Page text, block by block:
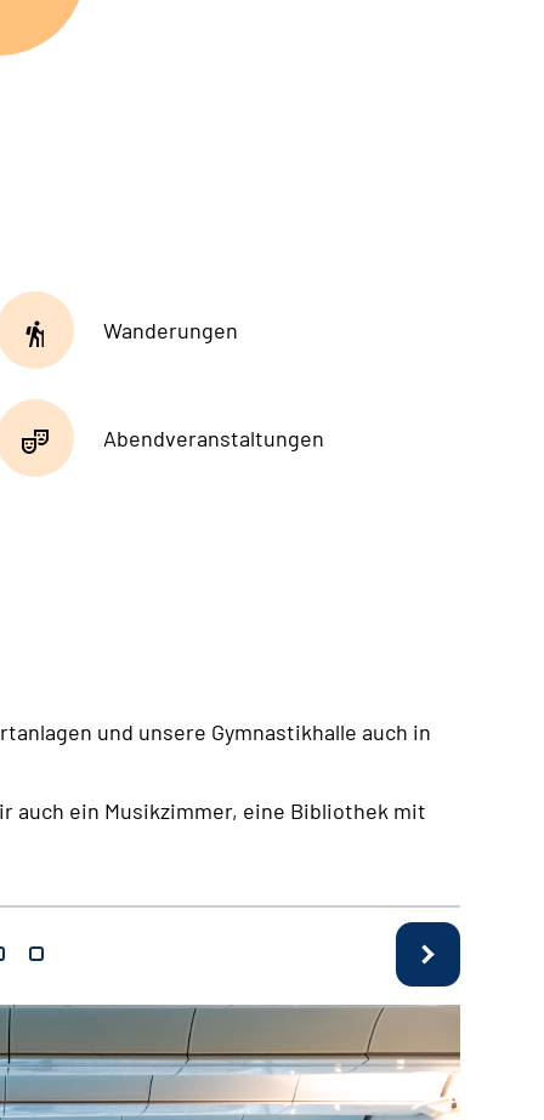
Wanderungen
Abendveranstaltungen
und unsere Gymnastikhalle auch in
auch ein Musikzimmer, eine Bibliothek mit